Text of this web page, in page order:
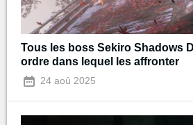
Tous les boss Sekiro Shadows
ordre dans lequel les affronter
24 aoû 2025